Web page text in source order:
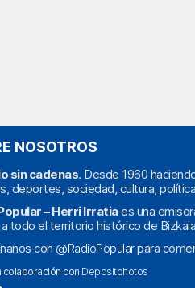
NOSOTROS
sin cadenas. Desde 1960
deportes, sociedad, cultura,
– Herri Irratiaes una
todo el territorio histórico de
con @RadioPopularpara
colaboración con Depositphotos